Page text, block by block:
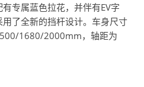
专属蓝色拉花，并伴有EV字
了全新的挡杆设计。车身尺寸
1680/2000mm，轴距为